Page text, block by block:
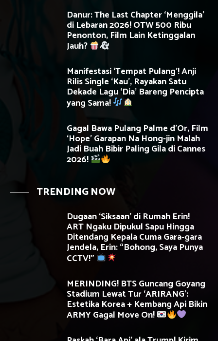
Danur: The Last Chapter ‘Menggila’
di Lebaran 2026! OTW 500 Ribu
Penonton, Film Lain Ketinggalan
Jauh?
Manifestasi ‘Tempat Pulang’! Anji
Rilis Single ‘Kau’, Rayakan Satu
Dekade Lagu ‘Dia’ Bareng Pencipta
yang Sama!
Gagal Bawa Pulang Palme d’Or, Film
‘Hope’ Garapan Na Hong-jin Malah
Jadi Buah Bibir Paling Gila di Cannes
2026!
TRENDING NOW
Dugaan ‘Siksaan’ di Rumah Erin!
ART Ngaku Dipukul Sapu Hingga
Ditendang Kepala Cuma Gara-gara
Jendela, Erin: “Bohong, Saya Punya
CCTV!”
MERINDING! BTS Guncang Goyang
Stadium Lewat Tur ‘ARIRANG’:
Estetika Korea + Kembang Api Bikin
ARMY Gagal Move On!